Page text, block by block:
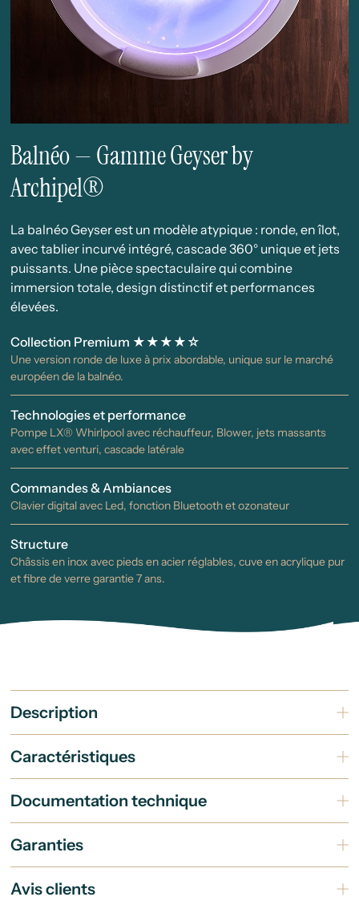
Balnéo — Gamme Geyser by
Archipel®
La balnéo Geyser est un modèle atypique : ronde, en îlot,
avec tablier incurvé intégré, cascade 360° unique et jets
puissants. Une pièce spectaculaire qui combine
immersion totale, design distinctif et performances
élevées.
Collection Premium ★★★★☆
Une version ronde de luxe à prix abordable, unique sur le marché
européen de la balnéo.
Technologies et performance
Pompe LX® Whirlpool avec réchauffeur, Blower, jets massants
avec effet venturi, cascade latérale
Commandes & Ambiances
Clavier digital avec Led, fonction Bluetooth et ozonateur
Structure
Châssis en inox avec pieds en acier réglables, cuve en acrylique pur
et fibre de verre garantie 7 ans.
Description
Caractéristiques
Documentation technique
Garanties
Avis clients